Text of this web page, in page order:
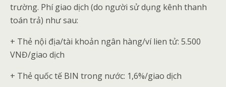
trường. Phí giao dịch (do người sử dụng kênh thanh
toán trả) như sau:
+ Thẻ nội địa/tài khoản ngân hàng/ví lien tử: 5.500
VNĐ/giao dịch
+ Thẻ quốc tế BIN trong nước: 1,6%/giao dịch